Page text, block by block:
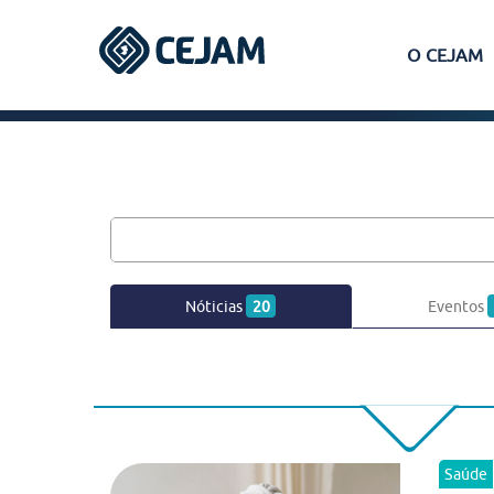
O CEJAM
Ferraz de Vasconcelos
Lins
Peruíbe
Nóticias 20 Eventos
Saúde